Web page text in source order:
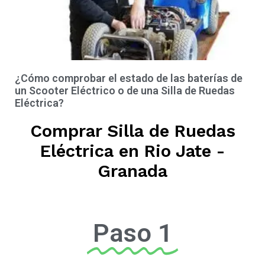
¿Cómo comprobar el estado de las baterías de
un Scooter Eléctrico o de una Silla de Ruedas
Eléctrica?
Comprar Silla de Ruedas
Eléctrica en Rio Jate -
Granada
Paso 1